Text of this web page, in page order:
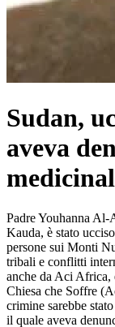
Sudan,
aveva
Padre Youhanna Al-
Kauda, ​​è stato
persone sui Monti
tribali e conflitti
anche da Aci
Chiesa che Soffre
crimine sarebbe
il quale aveva